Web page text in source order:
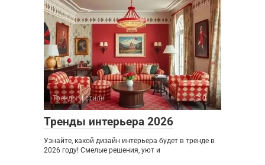
Тренды и стили 0
Тренды интерьера 2026
Узнайте, какой дизайн интерьера будет в тренде в
2026 году! Смелые решения, уют и